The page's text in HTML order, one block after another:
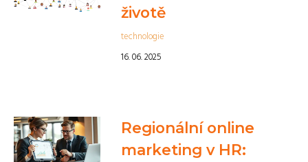
životě
technologie
16. 06. 2025
Regionální online
marketing v HR: